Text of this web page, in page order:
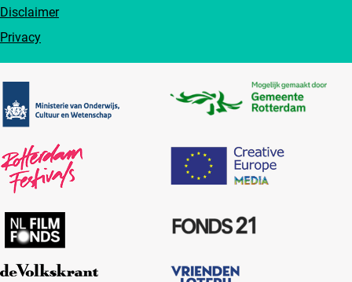
Disclaimer
Privacy